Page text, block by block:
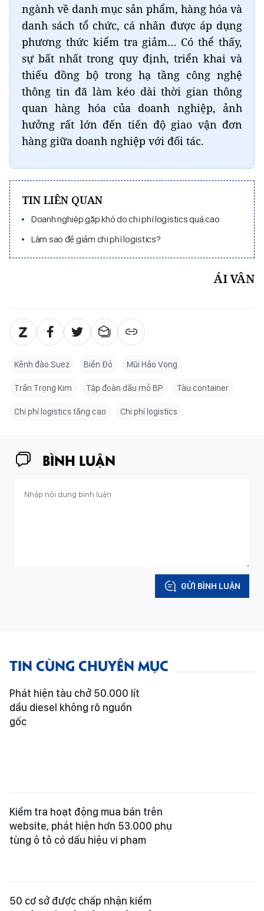
ngành về danh mục sản phẩm, hàng hóa và
danh sách tổ chức, cá nhân được áp dụng
phương thức kiểm tra giảm… Có thể thấy,
sự bất nhất trong quy định, triển khai và
thiếu đồng bộ trong hạ tầng công nghệ
thông tin đã làm kéo dài thời gian thông
quan hàng hóa của doanh nghiệp, ảnh
hưởng rất lớn đến tiến độ giao vận đơn
hàng giữa doanh nghiệp với đối tác.
TIN LIÊN QUAN
Doanh nghiệp gặp khó do chi phí logistics quá cao
Làm sao để giảm chi phí logistics?
ÁI VÂN
Kênh đào Suez Biển Đỏ Mũi Hảo Vọng
Trần Trọng Kim Tập đoàn dầu mỏ BP Tàu container
Chi phí logistics tăng cao Chi phí logistics
BÌNH LUẬN
GỬI BÌNH LUẬN
TIN CÙNG CHUYÊN MỤC
Phát hiện tàu chở 50.000 lít
dầu diesel không rõ nguồn
gốc
Kiểm tra hoạt động mua bán trên
website, phát hiện hơn 53.000 phụ
tùng ô tô có dấu hiệu vi phạm
50 cơ sở được chấp nhận kiểm